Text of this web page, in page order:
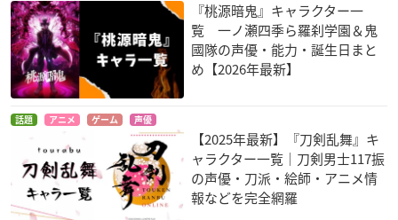
『桃源暗鬼』キャラクター一
覧 一ノ瀬四季ら羅刹学園＆鬼
國隊の声優・能力・誕生日まと
め【2026年最新】
話題 アニメ ゲーム 声優
【2025年最新】『刀剣乱舞』キ
ャラクター一覧｜刀剣男士117振
の声優・刀派・絵師・アニメ情
報などを完全網羅